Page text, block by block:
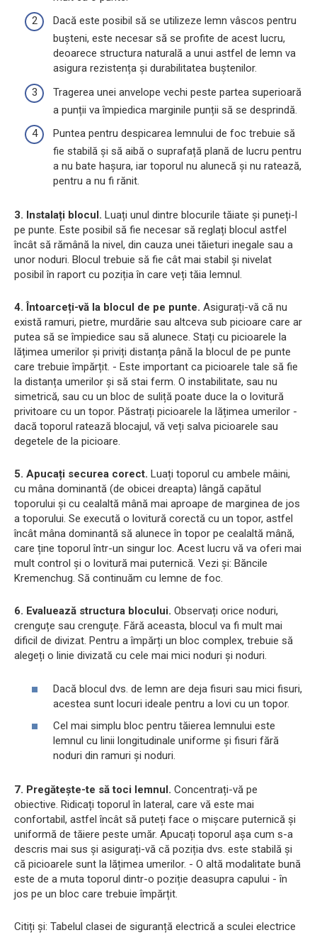
Dacă este posibil să se utilizeze lemn vâscos pentru
bușteni, este necesar să se profite de acest lucru,
deoarece structura naturală a unui astfel de lemn va
asigura rezistența și durabilitatea buștenilor.
Tragerea unei anvelope vechi peste partea superioară
a punții va împiedica marginile punții să se desprindă.
Puntea pentru despicarea lemnului de foc trebuie să
fie stabilă și să aibă o suprafață plană de lucru pentru
a nu bate hașura, iar toporul nu alunecă și nu ratează,
pentru a nu fi rănit.
3. Instalați blocul. Luați unul dintre blocurile tăiate și puneți-l
pe punte. Este posibil să fie necesar să reglați blocul astfel
încât să rămână la nivel, din cauza unei tăieturi inegale sau a
unor noduri. Blocul trebuie să fie cât mai stabil și nivelat
posibil în raport cu poziția în care veți tăia lemnul.
4. Întoarceți-vă la blocul de pe punte. Asigurați-vă că nu
există ramuri, pietre, murdărie sau altceva sub picioare care ar
putea să se împiedice sau să alunece. Stați cu picioarele la
lățimea umerilor și priviți distanța până la blocul de pe punte
care trebuie împărțit. - Este important ca picioarele tale să fie
la distanța umerilor și să stai ferm. O instabilitate, sau nu
simetrică, sau cu un bloc de suliță poate duce la o lovitură
privitoare cu un topor. Păstrați picioarele la lățimea umerilor -
dacă toporul ratează blocajul, vă veți salva picioarele sau
degetele de la picioare.
5. Apucați securea corect. Luați toporul cu ambele mâini,
cu mâna dominantă (de obicei dreapta) lângă capătul
toporului și cu cealaltă mână mai aproape de marginea de jos
a toporului. Se execută o lovitură corectă cu un topor, astfel
încât mâna dominantă să alunece în topor pe cealaltă mână,
care ține toporul într-un singur loc. Acest lucru vă va oferi mai
mult control și o lovitură mai puternică. Vezi și: Băncile
Kremenchug. Să continuăm cu lemne de foc.
6. Evaluează structura blocului. Observați orice noduri,
crenguțe sau crenguțe. Fără aceasta, blocul va fi mult mai
dificil de divizat. Pentru a împărți un bloc complex, trebuie să
alegeți o linie divizată cu cele mai mici noduri și noduri.
Dacă blocul dvs. de lemn are deja fisuri sau mici fisuri,
acestea sunt locuri ideale pentru a lovi cu un topor.
Cel mai simplu bloc pentru tăierea lemnului este
lemnul cu linii longitudinale uniforme și fisuri fără
noduri din ramuri și noduri.
7. Pregătește-te să toci lemnul. Concentrați-vă pe
obiective. Ridicați toporul în lateral, care vă este mai
confortabil, astfel încât să puteți face o mișcare puternică și
uniformă de tăiere peste umăr. Apucați toporul așa cum s-a
descris mai sus și asigurați-vă că poziția dvs. este stabilă și
că picioarele sunt la lățimea umerilor. - O altă modalitate bună
este de a muta toporul dintr-o poziție deasupra capului - în
jos pe un bloc care trebuie împărțit.
Citiți și: Tabelul clasei de siguranță electrică a sculei electrice